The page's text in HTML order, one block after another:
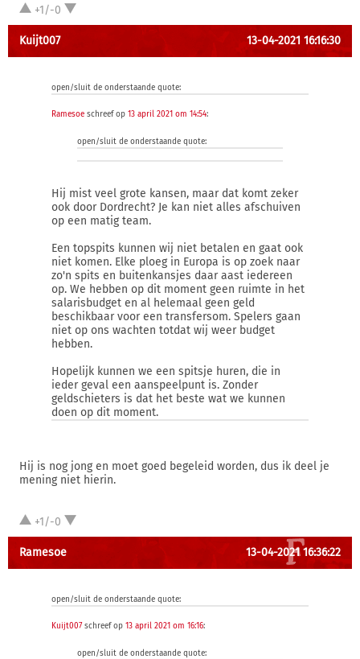
+1/-0
Kuijt007 13-04-2021 16:16:30
open/sluit de onderstaande quote:
Ramesoe schreef op 13 april 2021 om 14:54:
open/sluit de onderstaande quote:
Hij mist veel grote kansen, maar dat komt zeker
ook door Dordrecht? Je kan niet alles afschuiven
op een matig team.
Een topspits kunnen wij niet betalen en gaat ook
niet komen. Elke ploeg in Europa is op zoek naar
zo'n spits en buitenkansjes daar aast iedereen
op. We hebben op dit moment geen ruimte in het
salarisbudget en al helemaal geen geld
beschikbaar voor een transfersom. Spelers gaan
niet op ons wachten totdat wij weer budget
hebben.
Hopelijk kunnen we een spitsje huren, die in
ieder geval een aanspeelpunt is. Zonder
geldschieters is dat het beste wat we kunnen
doen op dit moment.
Hij is nog jong en moet goed begeleid worden, dus ik deel je
mening niet hierin.
+1/-0
Ramesoe 13-04-2021 16:36:22
open/sluit de onderstaande quote:
Kuijt007schreef op 13 april 2021 om 16:16:
open/sluit de onderstaande quote: